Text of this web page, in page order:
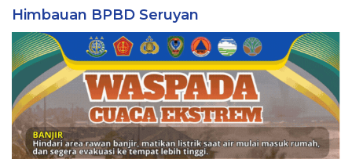
Himbauan BPBD Seruyan